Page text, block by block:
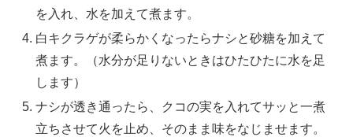
を入れ、水を加えて煮ます。
白キクラゲが柔らかくなったらナシと砂糖を加えて
煮ます。（水分が足りないときはひたひたに水を足
します）
ナシが透き通ったら、クコの実を入れてサッと一煮
立ちさせて火を止め、そのまま味をなじませます。